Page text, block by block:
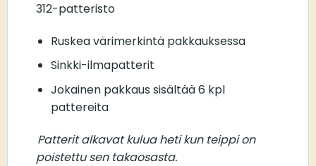
312-patteristo
Ruskea värimerkintä pakkauksessa
Sinkki-ilmapatterit
Jokainen pakkaus sisältää 6 kpl
pattereita
Patterit alkavat kulua heti kun teippi on
poistettu sen takaosasta.